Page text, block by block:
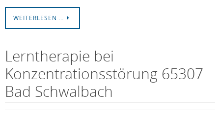
WEITERLESEN …
Lerntherapie bei
Konzentrationsstörung 65307
Bad Schwalbach